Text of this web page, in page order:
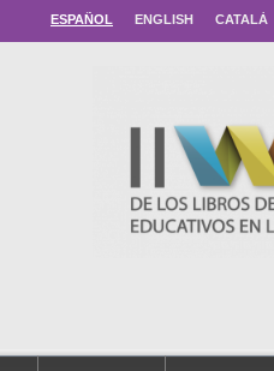
ESPAÑOL ENGLISH CATALÀ